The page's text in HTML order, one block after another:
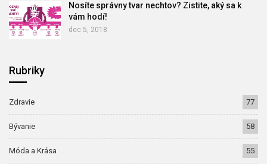
Nosíte správny tvar nechtov? Zistite, aký sa k
vám hodí!
dec 5, 2018
Rubriky
Zdravie 77
Bývanie 58
Móda a Krása 55